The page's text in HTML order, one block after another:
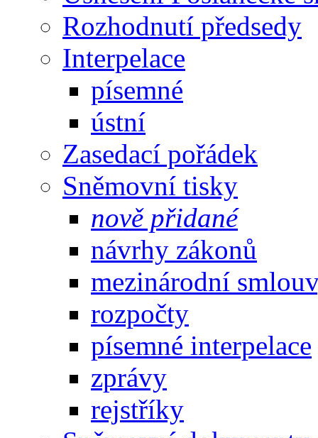
Rozhodnutí předsedy
Interpelace
písemné
ústní
Zasedací pořádek
Sněmovní tisky
nově přidané
návrhy zákonů
mezinárodní
rozpočty
písemné interpelace
zprávy
rejstříky